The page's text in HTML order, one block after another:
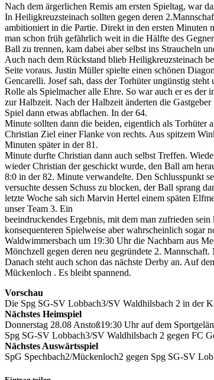
Nach dem ärgerlichen Remis am ersten Spieltag, war
In Heiligkreuzsteinach sollten gegen deren
ambitioniert in die Partie. Direkt in den ersten Minuten
man schon früh gefährlich weit in die Hälfte des
Ball zu trennen, kam dabei aber selbst ins Straucheln
Auch nach dem Rückstand blieb Heiligkreuzsteinach
Seite voraus. Justin Müller spielte einen schönen
Gencarelli. Josef sah, dass der Torhüter ungünstig
Rolle als Spielmacher alle Ehre. So war auch er es
zur Halbzeit. Nach der Halbzeit änderten die
Spiel dann etwas abflachen. In der 64.
Minute sollten dann die beiden, eigentlich als
Christian Ziel einer Flanke von rechts. Aus spitzem
Minuten später in der 81.
Minute durfte Christian dann auch selbst Treffen.
wieder Christian der geschickt wurde, den Ball am
8:0 in der 82. Minute verwandelte. Den Schlusspunkt
versuchte dessen Schuss zu blocken, der Ball sprang
letzte Woche sah sich Marvin Hertel einem späten
unser Team 3. Ein
beeindruckendes Ergebnis, mit dem man zufrieden
konsequenteren Spielweise aber wahrscheinlich sogar
Waldwimmersbach um 19:30 Uhr die Nachbarn aus
Mönchzell gegen deren neu gegründete 2.
Danach steht auch schon das nächste Derby an. Auf
Mückenloch . Es bleibt spannend.
Vorschau
Die Spg SG-SV Lobbach3/SV Waldhilsbach 2 in der
Nächstes Heimspiel
Donnerstag 28.08 Anstoß19:30 Uhr auf dem
Spg SG-SV Lobbach3/SV Waldhilsbach 2 gegen FC
Nächstes Auswärtsspiel
SpG Spechbach2/Mückenloch2 gegen Spg SG-SV